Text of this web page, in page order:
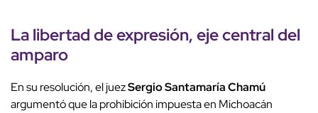
La libertad de expresión, eje central del
amparo
En su resolución, el juezSergio Santamaría Chamú
argumentó que la prohibición impuesta en Michoacán